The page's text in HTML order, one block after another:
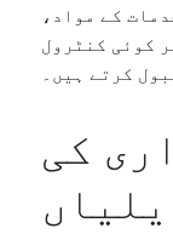
کے مواد،
کوئی کنٹرول
کرتے ہیں۔
کی